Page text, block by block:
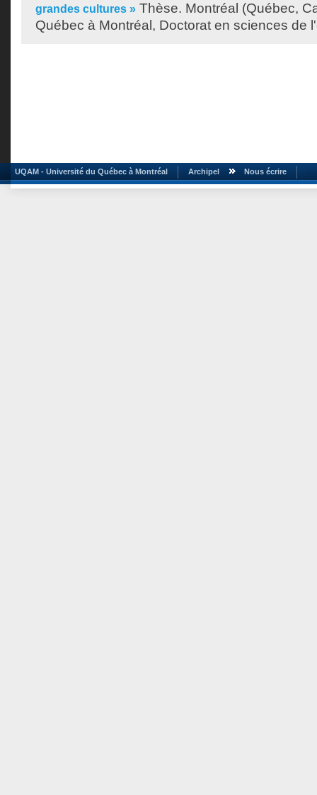
grandes cultures » Thèse. Montréal (Québec,
Québec à Montréal, Doctorat en sciences de
UQAM - Université du Québec à Montréal Archipel Nous écrire